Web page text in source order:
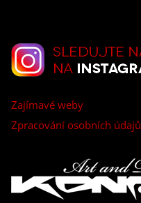
Zajímavé weby
Zpracování osobních údajů